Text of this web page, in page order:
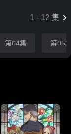
1 - 12 集
第04集 第05